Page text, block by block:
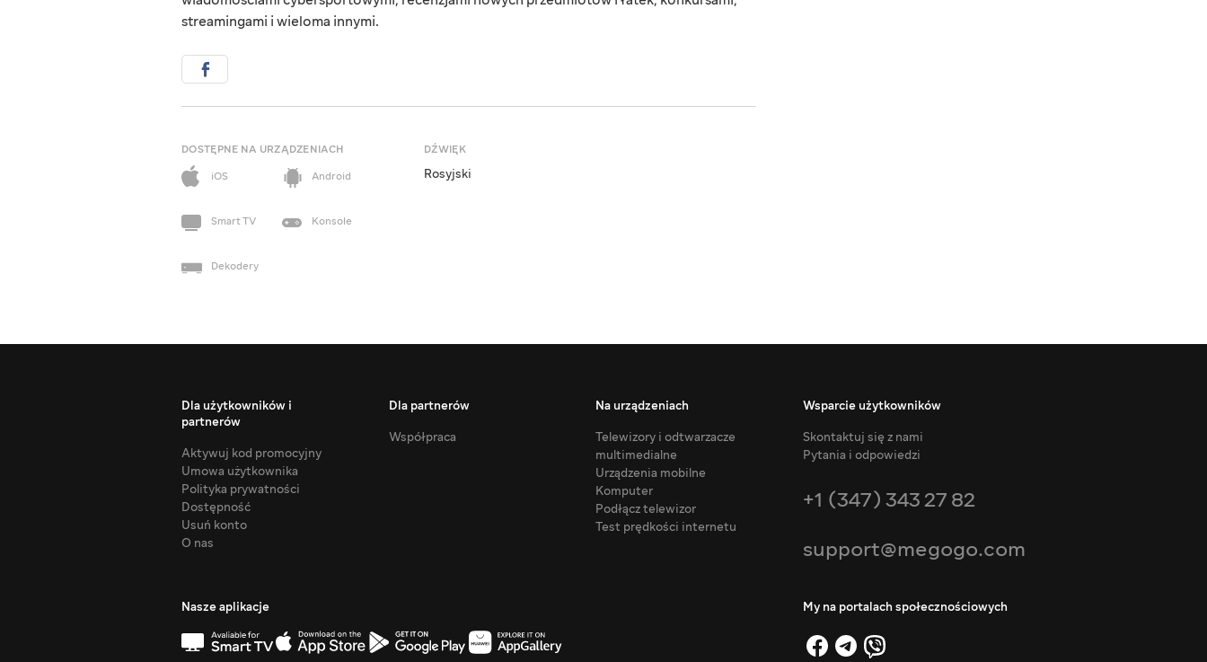
streamingami i wieloma innymi.
DOSTĘPNE NA URZĄDZENIACH
iOS
Android
Smart TV Konsole
Dekodery
DŹWIĘK
Rosyjski
Dla użytkowników i
partnerów
Aktywuj kod promocyjny
Umowa użytkownika
Polityka prywatności
Dostępność
Usuń konto
O nas
Dla partnerów
Współpraca
Na urządzeniach
Telewizory i odtwarzacze
multimedialne
Urządzenia mobilne
Komputer
Podłącz telewizor
Test prędkości internetu
Wsparcie użytkowników
Skontaktuj się z nami
Pytania i odpowiedzi
+1 (347) 343 27 82
support@megogo.com
Nasze aplikacje My na portalach społecznościowych